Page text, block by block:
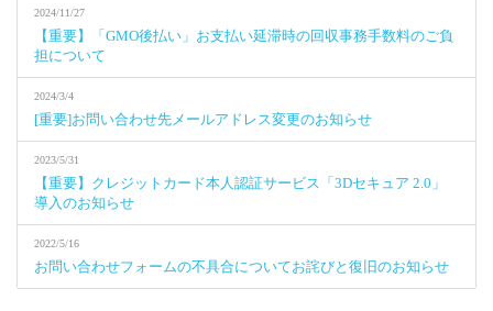
2024/11/27
【重要】「GMO後払い」お支払い延滞時の回収事務手数料のご負
担について
2024/3/4
[重要]お問い合わせ先メールアドレス変更のお知らせ
2023/5/31
【重要】クレジットカード本人認証サービス「3Dセキュア 2.0」
導入のお知らせ
2022/5/16
お問い合わせフォームの不具合についてお詫びと復旧のお知らせ